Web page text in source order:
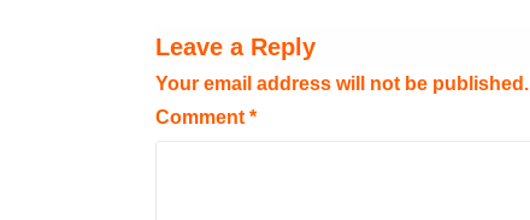
Leave a Reply
Your email address will not be published.
Comment *